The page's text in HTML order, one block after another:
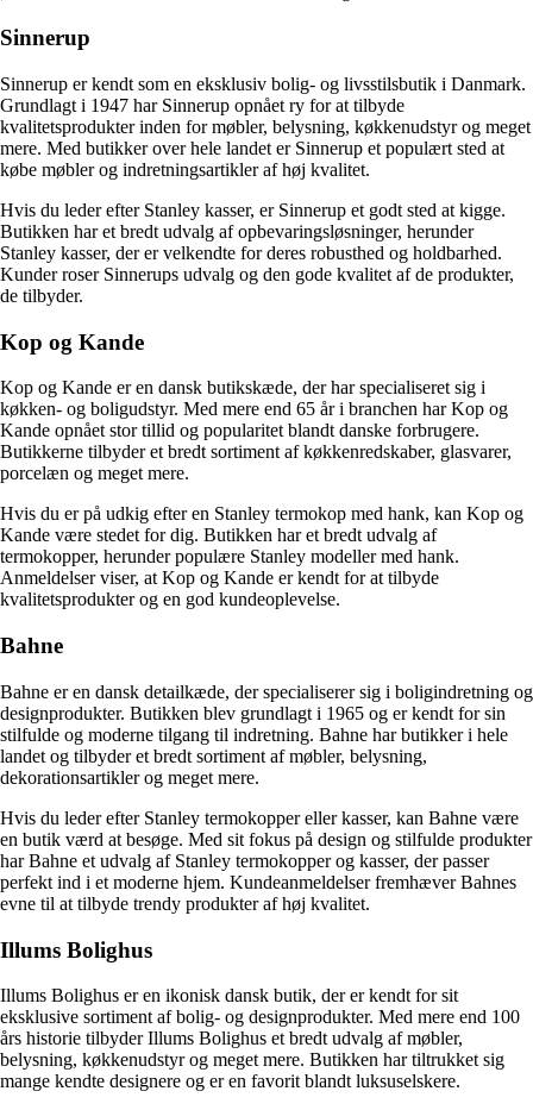
Sinnerup
Sinnerup er kendt som en eksklusiv bolig- og livsstilsbutik i Danmark.
Grundlagt i 1947 har Sinnerup opnået ry for at tilbyde
kvalitetsprodukter inden for møbler, belysning, køkkenudstyr og meget
mere. Med butikker over hele landet er Sinnerup et populært sted at
købe møbler og indretningsartikler af høj kvalitet.
Hvis du leder efter Stanley kasser, er Sinnerup et godt sted at kigge.
Butikken har et bredt udvalg af opbevaringsløsninger, herunder
Stanley kasser, der er velkendte for deres robusthed og holdbarhed.
Kunder roser Sinnerups udvalg og den gode kvalitet af de produkter,
de tilbyder.
Kop og Kande
Kop og Kande er en dansk butikskæde, der har specialiseret sig i
køkken- og boligudstyr. Med mere end 65 år i branchen har Kop og
Kande opnået stor tillid og popularitet blandt danske forbrugere.
Butikkerne tilbyder et bredt sortiment af køkkenredskaber, glasvarer,
porcelæn og meget mere.
Hvis du er på udkig efter en Stanley termokop med hank, kan Kop og
Kande være stedet for dig. Butikken har et bredt udvalg af
termokopper, herunder populære Stanley modeller med hank.
Anmeldelser viser, at Kop og Kande er kendt for at tilbyde
kvalitetsprodukter og en god kundeoplevelse.
Bahne
Bahne er en dansk detailkæde, der specialiserer sig i boligindretning og
designprodukter. Butikken blev grundlagt i 1965 og er kendt for sin
stilfulde og moderne tilgang til indretning. Bahne har butikker i hele
landet og tilbyder et bredt sortiment af møbler, belysning,
dekorationsartikler og meget mere.
Hvis du leder efter Stanley termokopper eller kasser, kan Bahne være
en butik værd at besøge. Med sit fokus på design og stilfulde produkter
har Bahne et udvalg af Stanley termokopper og kasser, der passer
perfekt ind i et moderne hjem. Kundeanmeldelser fremhæver Bahnes
evne til at tilbyde trendy produkter af høj kvalitet.
Illums Bolighus
Illums Bolighus er en ikonisk dansk butik, der er kendt for sit
eksklusive sortiment af bolig- og designprodukter. Med mere end 100
års historie tilbyder Illums Bolighus et bredt udvalg af møbler,
belysning, køkkenudstyr og meget mere. Butikken har tiltrukket sig
mange kendte designere og er en favorit blandt luksuselskere.